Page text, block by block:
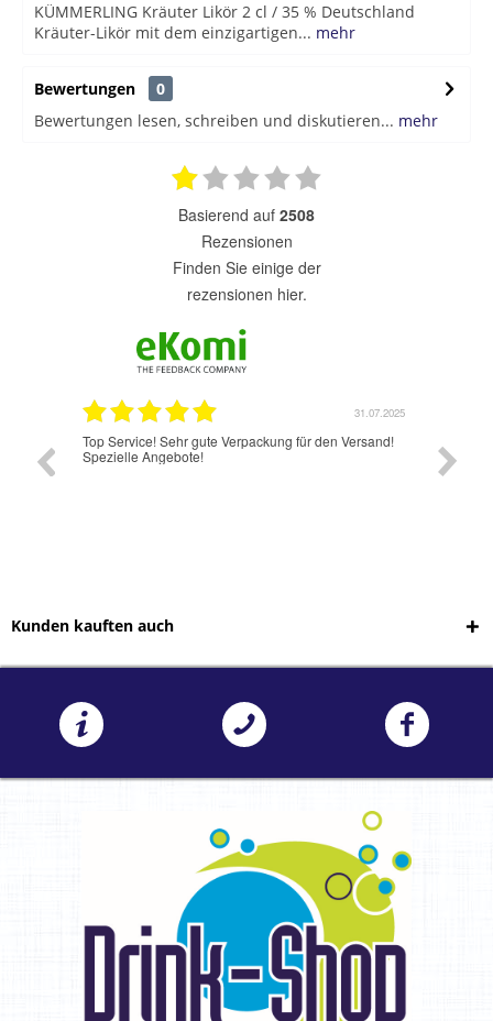
KÜMMERLING Kräuter Likör 2 cl / 35 % Deutschland
Kräuter-Likör mit dem einzigartigen... mehr
Bewertungen
0
Bewertungen lesen, schreiben und diskutieren... mehr
basierend auf 2508
Rezensionen
finden Sie einige der
rezensionen hier.
31.07.2025
für den Versand! Jetzt hat es wunderbar und schnell geklappt.
Kunden kauften auch